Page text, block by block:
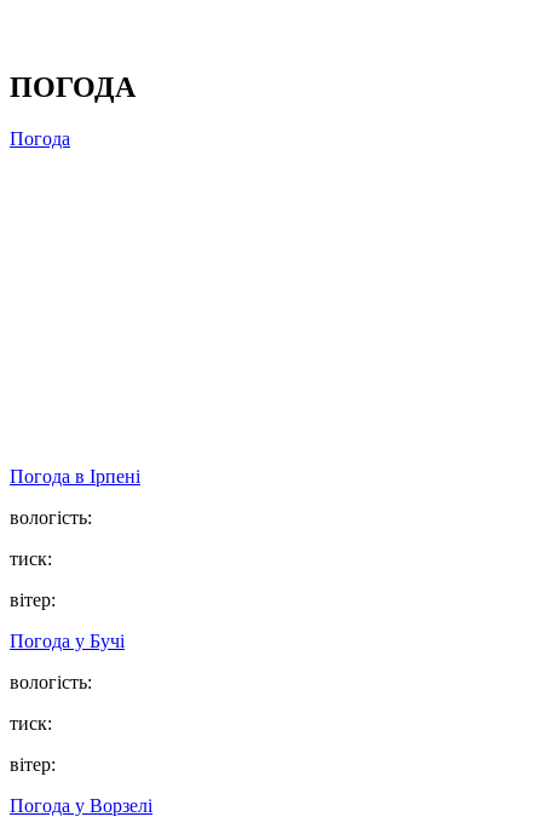
ПОГОДА
Погода
Погода в Ірпені
вологість:
тиск:
вітер:
Погода у Бучі
вологість:
тиск:
вітер:
Погода у Ворзелі